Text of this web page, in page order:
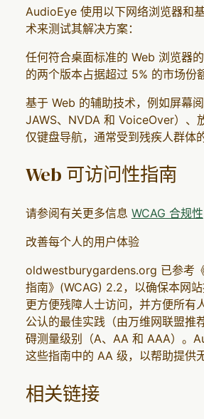
AudioEye 使用以下网络浏览器和
术来测试其解决方案：
任何符合桌面标准的 Web 浏览器
的两个版本占据超过 5% 的市场份额
基于 Web 的辅助技术，例如屏幕
JAWS、NVDA 和 VoiceOver）、
仅键盘导航，通常受到残疾人群体
Web 可访问性指南
请参阅有关更多信息 WCAG 合规性
改善每个人的用户体验
oldwestburygardens.org 已参考
指南》(WCAG) 2.2，以确保本网
更方便残障人士访问，并方便所有
公认的最佳实践（由万维网联盟推
碍测量级别（A、AA 和 AAA）。
这些指南中的 AA 级，以帮助提供
相关链接